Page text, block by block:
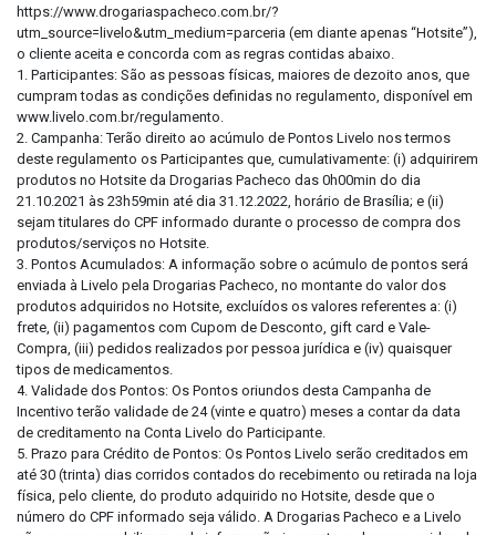
https://www.drogariaspacheco.com.br/?
utm_source=livelo&utm_medium=parceria (em diante apenas “Hotsite”),
o cliente aceita e concorda com as regras contidas abaixo.
1. Participantes: São as pessoas físicas, maiores de dezoito anos, que
cumpram todas as condições definidas no regulamento, disponível em
www.livelo.com.br/regulamento.
2. Campanha: Terão direito ao acúmulo de Pontos Livelo nos termos
deste regulamento os Participantes que, cumulativamente: (i) adquirirem
produtos no Hotsite da Drogarias Pacheco das 0h00min do dia
21.10.2021 às 23h59min até dia 31.12.2022, horário de Brasília; e (ii)
sejam titulares do CPF informado durante o processo de compra dos
produtos/serviços no Hotsite.
3. Pontos Acumulados: A informação sobre o acúmulo de pontos será
enviada à Livelo pela Drogarias Pacheco, no montante do valor dos
produtos adquiridos no Hotsite, excluídos os valores referentes a: (i)
frete, (ii) pagamentos com Cupom de Desconto, gift card e Vale-
Compra, (iii) pedidos realizados por pessoa jurídica e (iv) quaisquer
tipos de medicamentos.
4. Validade dos Pontos: Os Pontos oriundos desta Campanha de
Incentivo terão validade de 24 (vinte e quatro) meses a contar da data
de creditamento na Conta Livelo do Participante.
5. Prazo para Crédito de Pontos: Os Pontos Livelo serão creditados em
até 30 (trinta) dias corridos contados do recebimento ou retirada na loja
física, pelo cliente, do produto adquirido no Hotsite, desde que o
número do CPF informado seja válido. A Drogarias Pacheco e a Livelo